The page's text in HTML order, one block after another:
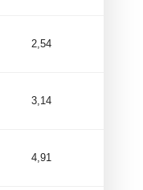
2,54
3,14
4,91